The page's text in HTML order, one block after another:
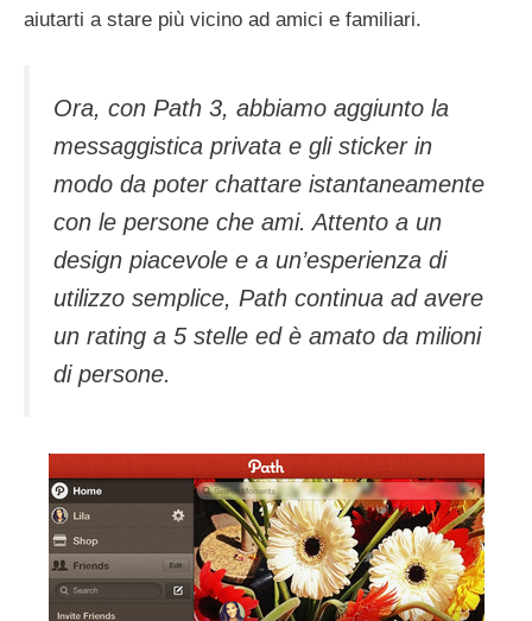
aiutarti a stare più vicino ad amici e familiari.
Ora, con Path 3, abbiamo aggiunto la
messaggistica privata e gli sticker in
modo da poter chattare istantaneamente
con le persone che ami. Attento a un
design piacevole e a un’esperienza di
utilizzo semplice, Path continua ad avere
un rating a 5 stelle ed è amato da milioni
di persone.